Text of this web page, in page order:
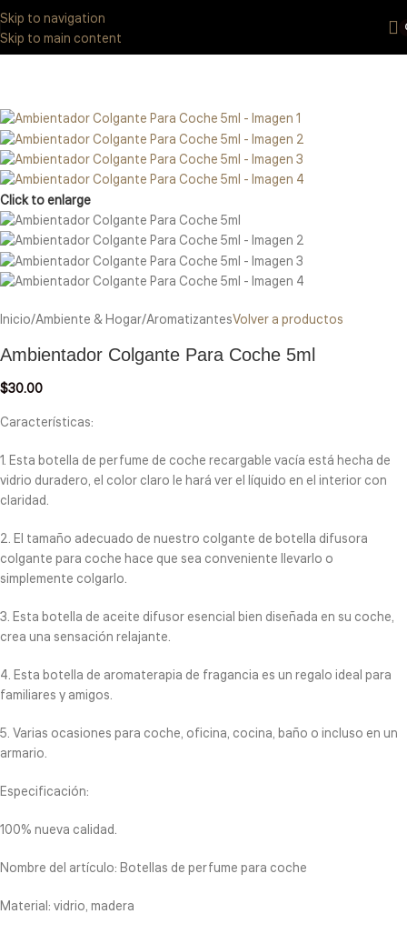
Skip to navigation
Skip to main content
Eres de GDL Utiliza el método CASABLANCA
Click to enlarge
Inicio/Ambiente & Hogar/AromatizantesVolver a productos
Ambientador Colgante Para Coche 5ml
$30.00
Características:
1. Esta botella de perfume de coche recargable vacía está hecha de
vidrio duradero, el color claro le hará ver el líquido en el interior con
claridad.
2. El tamaño adecuado de nuestro colgante de botella difusora
colgante para coche hace que sea conveniente llevarlo o
simplemente colgarlo.
3. Esta botella de aceite difusor esencial bien diseñada en su coche,
crea una sensación relajante.
4. Esta botella de aromaterapia de fragancia es un regalo ideal para
familiares y amigos.
5. Varias ocasiones para coche, oficina, cocina, baño o incluso en un
armario.
Especificación:
100% nueva calidad.
Nombre del artículo: Botellas de perfume para coche
Material: vidrio, madera